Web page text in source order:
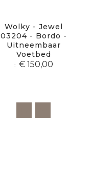
Wolky - Jewel
03204 - Bordo -
Uitneembaar
Voetbed
€ 150,00